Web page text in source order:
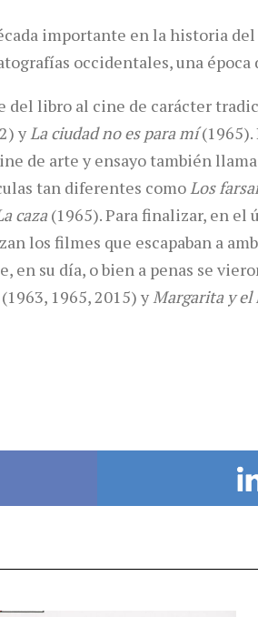
importante en la historia
occidentales, una época
del libro al cine de carácter
yLa ciudad no es para mí(1965).
de arte y ensayo también
tan diferentes comoLos
caza(1965). Para finalizar, en
los filmes que escapaban a
en su día, o bien a penas se
1965, 2015) yMargarita y el